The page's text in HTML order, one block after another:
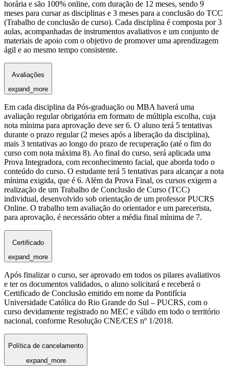
horária e são 100% online, com duração de 12 meses, sendo 9
meses para cursar as disciplinas e 3 meses para a conclusão do TCC
(Trabalho de conclusão de curso). Cada disciplina é composta por 3
aulas, acompanhadas de instrumentos avaliativos e um conjunto de
materiais de apoio com o objetivo de promover uma aprendizagem
ágil e ao mesmo tempo consistente.
Avaliações
expand_more
Em cada disciplina da Pós-graduação ou MBA haverá uma
avaliação regular obrigatória em formato de múltipla escolha, cuja
nota mínima para aprovação deve ser 6. O aluno terá 5 tentativas
durante o prazo regular (2 meses após a liberação da disciplina),
mais 3 tentativas ao longo do prazo de recuperação (até o fim do
curso com nota máxima 8). Ao final do curso, será aplicada uma
Prova Integradora, com reconhecimento facial, que aborda todo o
conteúdo do curso. O estudante terá 5 tentativas para alcançar a nota
mínima exigida, que é 6. Além da Prova Final, os cursos exigem a
realização de um Trabalho de Conclusão de Curso (TCC)
individual, desenvolvido sob orientação de um professor PUCRS
Online. O trabalho tem avaliação do orientador e um parecerista,
para aprovação, é necessário obter a média final mínima de 7.
Certificado
expand_more
Após finalizar o curso, ser aprovado em todos os pilares avaliativos
e ter os documentos validados, o aluno solicitará e receberá o
Certificado de Conclusão emitido em nome da Pontifícia
Universidade Católica do Rio Grande do Sul – PUCRS, com o
curso devidamente registrado no MEC e válido em todo o território
nacional, conforme Resolução CNE/CES nº 1/2018.
Política de cancelamento
expand_more